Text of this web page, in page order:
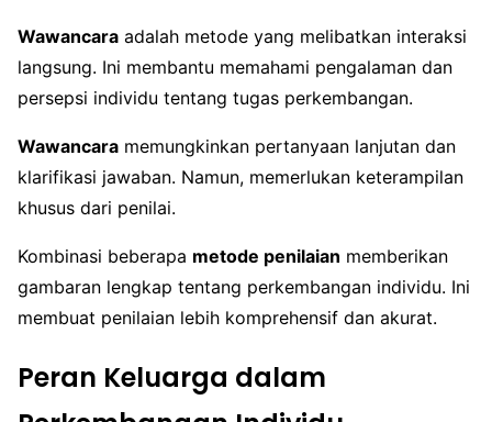
Wawancara adalah metode yang melibatkan interaksi
langsung. Ini membantu memahami pengalaman dan
persepsi individu tentang tugas perkembangan.
Wawancara memungkinkan pertanyaan lanjutan dan
klarifikasi jawaban. Namun, memerlukan keterampilan
khusus dari penilai.
Kombinasi beberapa metode penilaian memberikan
gambaran lengkap tentang perkembangan individu. Ini
membuat penilaian lebih komprehensif dan akurat.
Peran Keluarga dalam